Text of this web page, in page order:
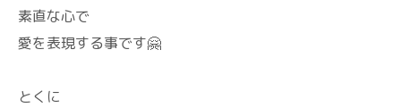
素直な心で
愛を表現する事です🤗
とくに